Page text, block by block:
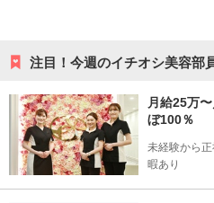
注目！今週のイチオシ美容部
月給25万
ぼ100％
未経験から
暇あり